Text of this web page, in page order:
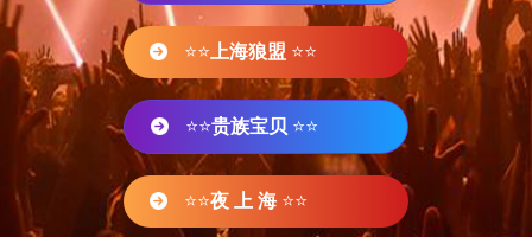
⭐⭐ 上海狼盟 ⭐⭐
⭐⭐贵族宝贝 ⭐⭐
⭐⭐夜 上 海 ⭐⭐